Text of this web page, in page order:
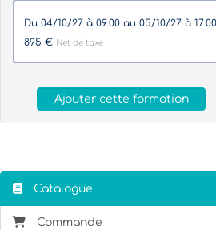
du 04/10/27 à 09:00 au 05/10/27 à 17:00
895 € Net de taxe
Ajouter cette formation
Catalogue
Commande